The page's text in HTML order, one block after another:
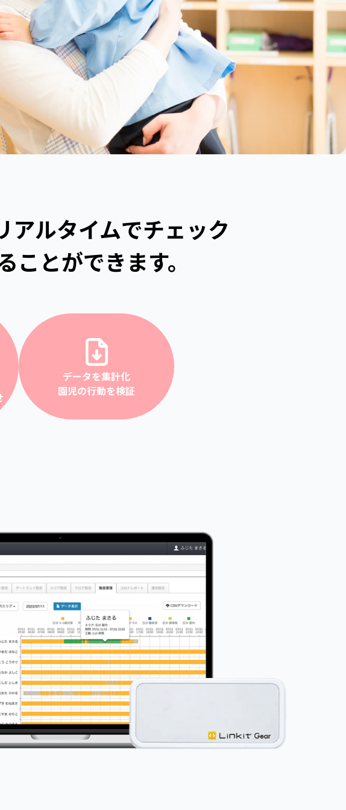
アルタイムでチェック
ことができます。
データを集計化
園児の行動を検証